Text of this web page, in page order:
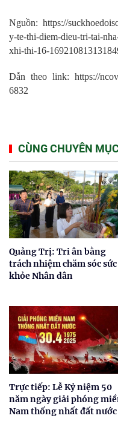
Nguồn: https://
y-te-thi-diem-dieu-tri-tai-
xhi-thi-16-
Dẫn theo link: https://
6832
CÙNG CHUYÊN MỤC
Quảng Trị: Tri ân bằng
trách nhiệm chăm sóc sức
khỏe Nhân dân
Trực tiếp: Lễ Kỷ niệm 50
năm ngày giải phóng
Nam thống nhất đất nước